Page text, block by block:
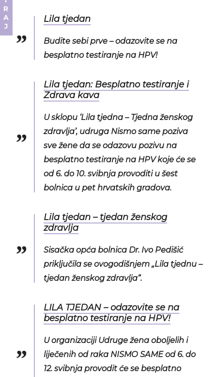
Lila tjedan
Budite sebi prve – odazovite se na
besplatno testiranje na HPV!
Lila tjedan: Besplatno testiranje i
Zdrava kava
U sklopu ‘Lila tjedna – Tjedna ženskog
zdravlja’, udruga Nismo same poziva
sve žene da se odazovu pozivu na
besplatno testiranje na HPV koje će se
od 6. do 10. svibnja provoditi u šest
bolnica u pet hrvatskih gradova.
Lila tjedan – tjedan ženskog
zdravlja
Sisačka opća bolnica Dr. Ivo Pedišić
priključila se ovogodišnjem „Lila tjednu –
tjedan ženskog zdravlja“.
LILA TJEDAN – odazovite se na
besplatno testiranje na HPV!
U organizaciji Udruge žena oboljelih i
liječenih od raka NISMO SAME od 6. do
12. svibnja provodit će se besplatno